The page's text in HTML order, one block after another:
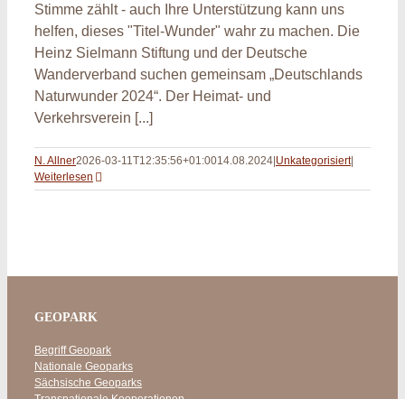
Stimme zählt - auch Ihre Unterstützung kann uns
helfen, dieses "Titel-Wunder" wahr zu machen. Die
Heinz Sielmann Stiftung und der Deutsche
Wanderverband suchen gemeinsam „Deutschlands
Naturwunder 2024“. Der Heimat- und
Verkehrsverein [...]
N. Allner2026-03-11T12:35:56+01:0014.08.2024|Unkategorisiert|
Weiterlesen
GEOPARK
Begriff Geopark
Nationale Geoparks
Sächsische Geoparks